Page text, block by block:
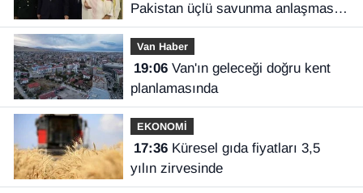
Pakistan üçlü savunma anlaşması
imzaladı
Van Haber
19:06Van'ın geleceği doğru kent
planlamasında
EKONOMİ
17:36Küresel gıda fiyatları 3,5
yılın zirvesinde